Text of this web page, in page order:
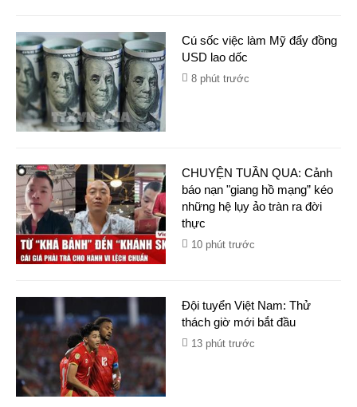
Cú sốc việc làm Mỹ đẩy đồng
USD lao dốc
8 phút trước
CHUYỆN TUẦN QUA: Cảnh
báo nạn "giang hồ mạng” kéo
những hệ lụy ảo tràn ra đời
thực
10 phút trước
Đội tuyển Việt Nam: Thử
thách giờ mới bắt đầu
13 phút trước